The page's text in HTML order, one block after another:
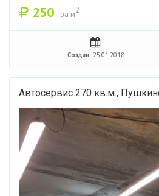
250 за м2
Создан: 25.01.2018
Автосервис 270 кв.м.,